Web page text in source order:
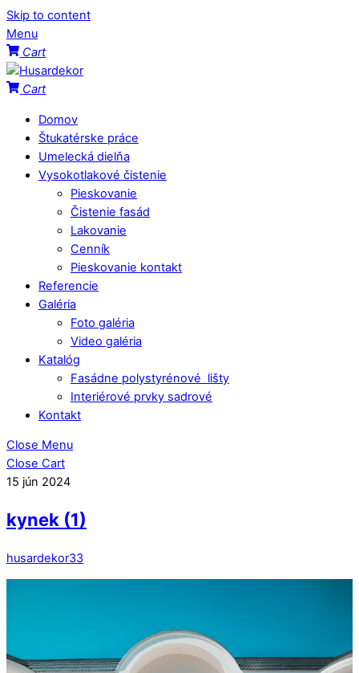
Skip to content
Menu
Cart
Cart
Domov
Štukatérske práce
Umelecká dielňa
Vysokotlakové čistenie
Pieskovanie
Čistenie fasád
Lakovanie
Cenník
Pieskovanie kontakt
Referencie
Galéria
Foto galéria
Video galéria
Katalóg
Fasádne polystyrénové lišty
Interiérové prvky sadrové
Kontakt
Close Menu
Close Cart
15 jún 2024
kynek (1)
husardekor33